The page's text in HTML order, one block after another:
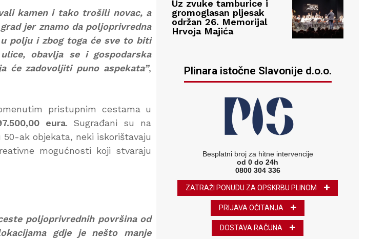
kamen i tako trošili novac, a
jer znamo da poljoprivredna
polju i zbog toga će sve to biti
obavlja se i gospodarska
će zadovoljiti puno aspekata”,
pristupnim cestama u
eura. Sugrađani su na
ak objekata, neki iskorištavaju
mogućnosti koji stvaraju
poljoprivrednih površina od
gdje je nešto manje
Uz zvuke tamburice i
gromoglasan pljesak
održan 26. Memorijal
Hrvoja Majića
Plinara istočne Slavonije d.o.o.
Besplatni broj za hitne intervencije
od 0 do 24h
0800 304 336
ZATRAŽI PONUDU ZA OPSKRBU PLINOM
PRIJAVA OČITANJA
DOSTAVA RAČUNA